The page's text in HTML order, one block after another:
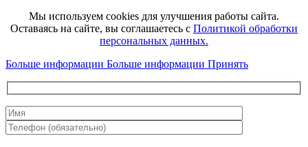
Мы используем cookies для улучшения работы сайта.
Оставаясь на сайте, вы соглашаетесь с Политикой обработки
персональных данных.
Больше информации Больше информации Принять